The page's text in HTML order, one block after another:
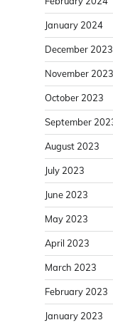
January 2024
December 2023
November 2023
October 2023
September
August 2023
July 2023
June 2023
May 2023
April 2023
March 2023
February 2023
January 2023